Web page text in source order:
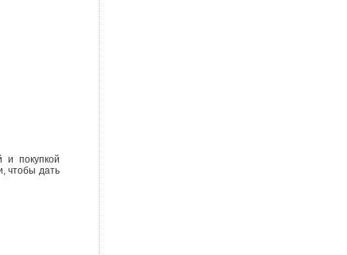
и покупкой
чтобы дать